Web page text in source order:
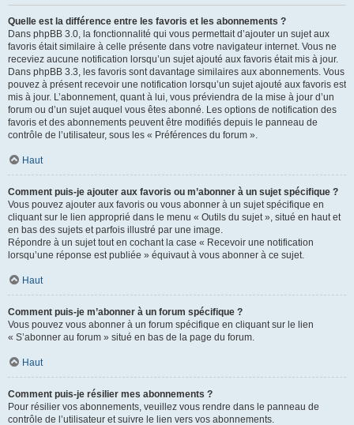
Quelle est la différence entre les favoris et les abonnements ?
Dans phpBB 3.0, la fonctionnalité qui vous permettait d’ajouter un sujet aux
favoris était similaire à celle présente dans votre navigateur internet. Vous ne
receviez aucune notification lorsqu’un sujet ajouté aux favoris était mis à jour.
Dans phpBB 3.3, les favoris sont davantage similaires aux abonnements. Vous
pouvez à présent recevoir une notification lorsqu’un sujet ajouté aux favoris est
mis à jour. L’abonnement, quant à lui, vous préviendra de la mise à jour d’un
forum ou d’un sujet auquel vous êtes abonné. Les options de notification des
favoris et des abonnements peuvent être modifiés depuis le panneau de
contrôle de l’utilisateur, sous les « Préférences du forum ».
Haut
Comment puis-je ajouter aux favoris ou m’abonner à un sujet spécifique ?
Vous pouvez ajouter aux favoris ou vous abonner à un sujet spécifique en
cliquant sur le lien approprié dans le menu « Outils du sujet », situé en haut et
en bas des sujets et parfois illustré par une image.
Répondre à un sujet tout en cochant la case « Recevoir une notification
lorsqu’une réponse est publiée » équivaut à vous abonner à ce sujet.
Haut
Comment puis-je m’abonner à un forum spécifique ?
Vous pouvez vous abonner à un forum spécifique en cliquant sur le lien
« S’abonner au forum » situé en bas de la page du forum.
Haut
Comment puis-je résilier mes abonnements ?
Pour résilier vos abonnements, veuillez vous rendre dans le panneau de
contrôle de l’utilisateur et suivre le lien vers vos abonnements.